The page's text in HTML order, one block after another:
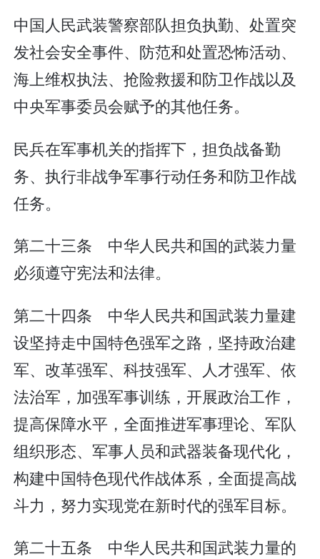
中国人民武装警察部队担负执勤、处置突
发社会安全事件、防范和处置恐怖活动、
海上维权执法、抢险救援和防卫作战以及
中央军事委员会赋予的其他任务。
民兵在军事机关的指挥下，担负战备勤
务、执行非战争军事行动任务和防卫作战
任务。
第二十三条 中华人民共和国的武装力量
必须遵守宪法和法律。
第二十四条 中华人民共和国武装力量建
设坚持走中国特色强军之路，坚持政治建
军、改革强军、科技强军、人才强军、依
法治军，加强军事训练，开展政治工作，
提高保障水平，全面推进军事理论、军队
组织形态、军事人员和武器装备现代化，
构建中国特色现代作战体系，全面提高战
斗力，努力实现党在新时代的强军目标。
第二十五条 中华人民共和国武装力量的